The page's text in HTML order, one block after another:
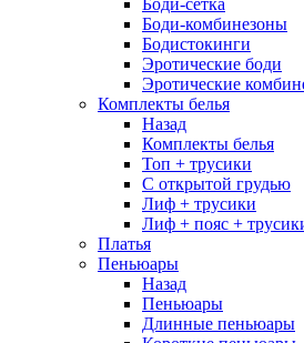
Боди-сетка
Боди-комбинезоны
Бодистокинги
Эротические боди
Эротические
Комплекты белья
Назад
Комплекты белья
Топ + трусики
С открытой грудью
Лиф + трусики
Лиф + пояс +
Платья
Пеньюары
Назад
Пеньюары
Длинные пеньюары